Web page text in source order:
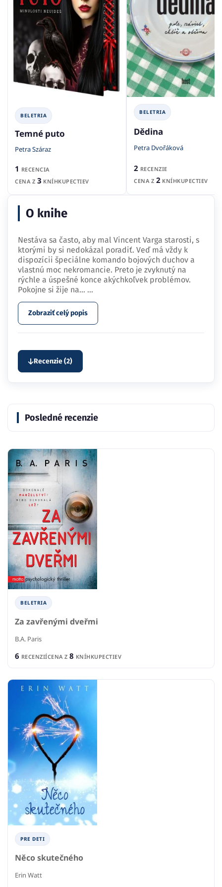
BELETRIA
Temné puto
Petra Száraz
1 RECENCIA
CENA Z 3 KNÍHKUPECTIEV
BELETRIA
Dědina
Petra Dvořáková
2 RECENZIE
CENA Z 2 KNÍHKUPECTIEV
O knihe
Nestáva sa často, aby mal Vincent Varga starosti, s
ktorými by si nedokázal poradiť. Veď má vždy k
dispozícii špeciálne komando bojových duchov a
vlastnú moc nekromancie. Preto je zvyknutý na
rýchle a úspešné konce akýchkoľvek problémov.
Pokojne si žije na… ...
Zobraziť celý popis
Recenzie (2)
Posledné recenzie
BELETRIA
Za zavřenými dveřmi
B.A. Paris
6 RECENZIÍCENA Z 8 KNÍHKUPECTIEV
PRE DETI
Něco skutečného
Erin Watt